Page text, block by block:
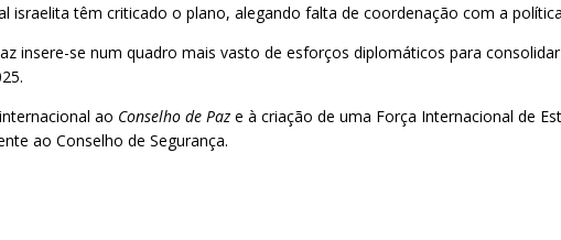
israelita têm criticado o plano, alegando falta de coordenação com a
insere-se num quadro mais vasto de esforços diplomáticos para
ao Conselho de Paz e à criação de uma Força Internacional de
ao Conselho de Segurança.